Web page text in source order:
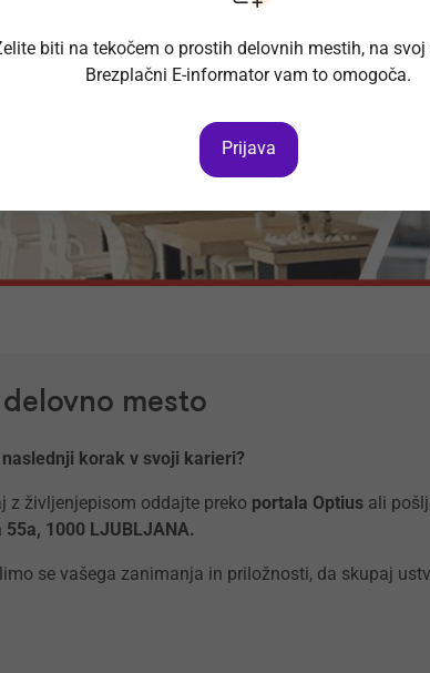
mesto
korak v svoji karieri?
z življenjepisom oddajte preko portala Optius ali
1000 LJUBLJANA.
se vašega zanimanja in priložnosti, da skupaj
biti na tekočem o prostih delovnih mestih, na svoj
Brezplačni E-informator vam to omogoča.
Prijava